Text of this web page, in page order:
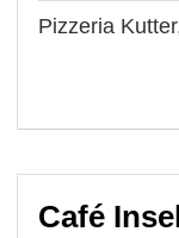
Pizzeria
Café